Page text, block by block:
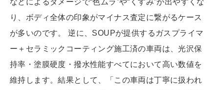
などによるダメージで“色ムラ”や“くすみ”が出やすくな
り、ボディ全体の印象がマイナス査定に繋がるケース
が多いのです。 逆に、SOUPが提供するガスプライマ
ー＋セラミックコーティング施工済の車両は、光沢保
持率・塗膜硬度・撥水性能すべてにおいて高い数値を
維持します。結果として、「この車両は丁寧に扱われ